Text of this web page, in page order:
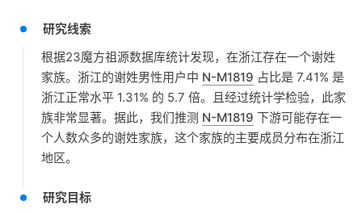
研究线索
根据23魔方祖源数据库统计发现，在浙江存在一个谢姓
家族。浙江的谢姓男性用户中 N-M1819 占比是 7.41% 是
浙江正常水平 1.31% 的 5.7 倍。且经过统计学检验，此家
族非常显著。据此，我们推测 N-M1819 下游可能存在一
个人数众多的谢姓家族，这个家族的主要成员分布在浙江
地区。
研究目标